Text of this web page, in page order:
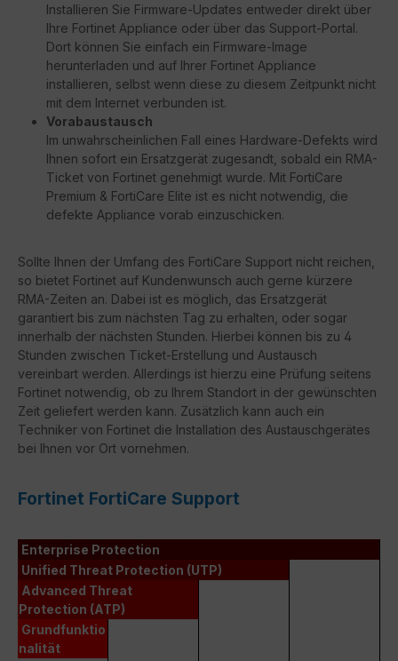
Installieren Sie Firmware-Updates entweder direkt über
Ihre Fortinet Appliance oder über das Support-Portal.
Dort können Sie einfach ein Firmware-Image
herunterladen und auf Ihrer Fortinet Appliance
installieren, selbst wenn diese zu diesem Zeitpunkt nicht
mit dem Internet verbunden ist.
Vorabaustausch
Im unwahrscheinlichen Fall eines Hardware-Defekts wird
Ihnen sofort ein Ersatzgerät zugesandt, sobald ein RMA-
Ticket von Fortinet genehmigt wurde. Mit FortiCare
Premium & FortiCare Elite ist es nicht notwendig, die
defekte Appliance vorab einzuschicken.
Sollte Ihnen der Umfang des FortiCare Support nicht reichen,
so bietet Fortinet auf Kundenwunsch auch gerne kürzere
RMA-Zeiten an. Dabei ist es möglich, das Ersatzgerät
garantiert bis zum nächsten Tag zu erhalten, oder sogar
innerhalb der nächsten Stunden. Hierbei können bis zu 4
Stunden zwischen Ticket-Erstellung und Austausch
vereinbart werden. Allerdings ist hierzu eine Prüfung seitens
Fortinet notwendig, ob zu Ihrem Standort in der gewünschten
Zeit geliefert werden kann. Zusätzlich kann auch ein
Techniker von Fortinet die Installation des Austauschgerätes
bei Ihnen vor Ort vornehmen.
Fortinet FortiCare Support
Enterprise Protection
Unified Threat Protection (UTP)
Advanced Threat
Protection (ATP)
Grundfunktio
nalität